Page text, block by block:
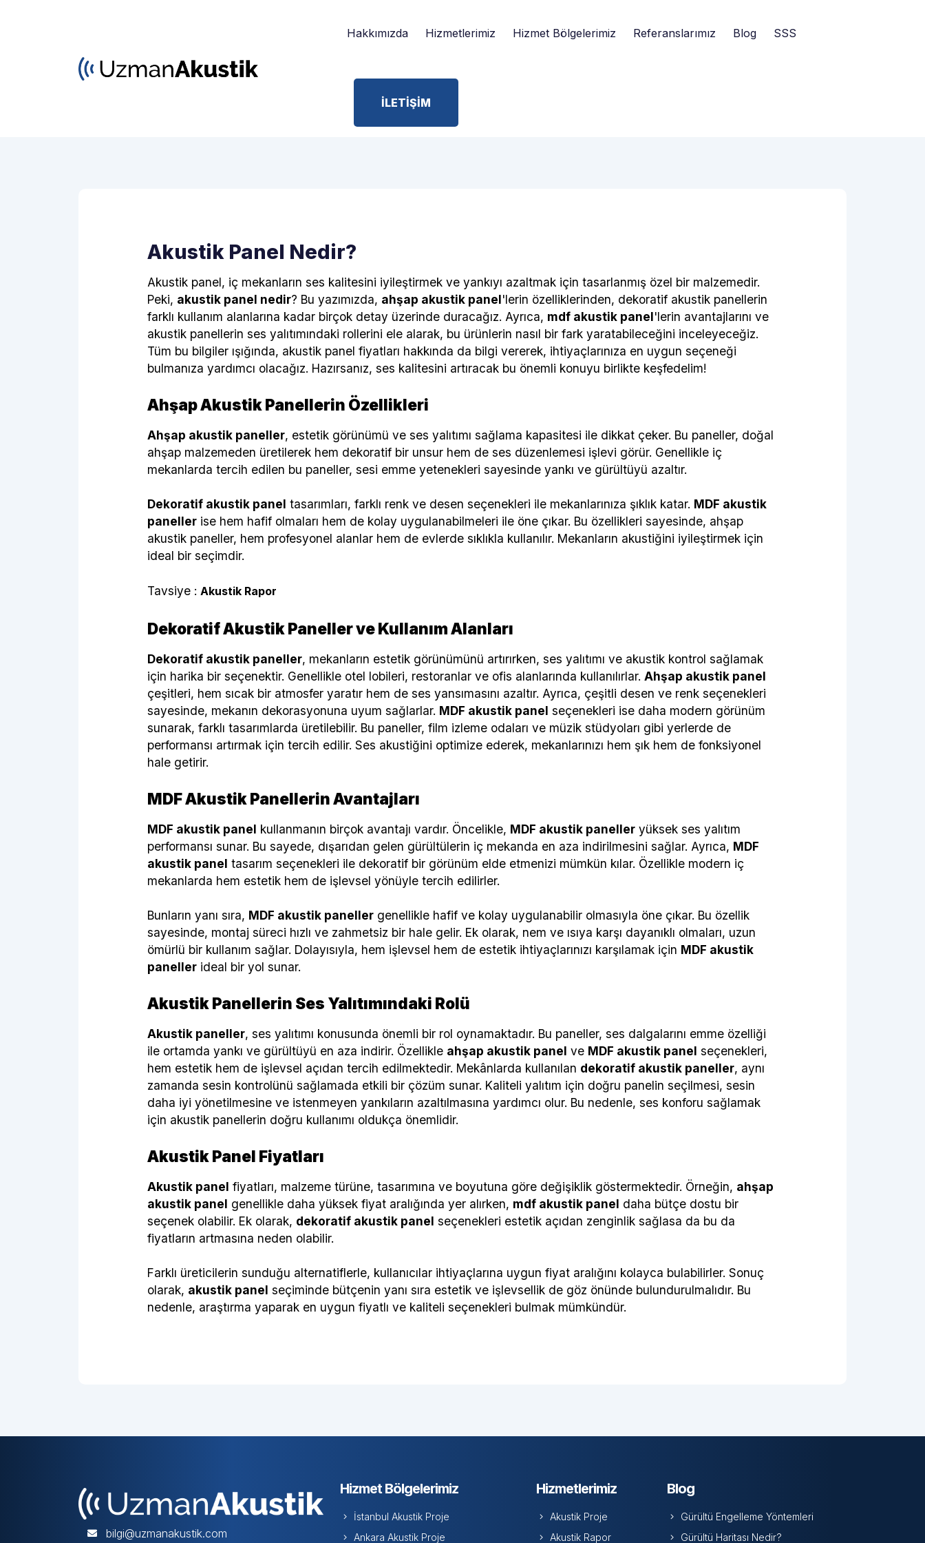
Hakkımızda Hizmetlerimiz Hizmet Bölgelerimiz Referanslarımız Blog SSS
İLETİŞİM
Akustik Panel Nedir?
Akustik panel, iç mekanların ses kalitesini iyileştirmek ve yankıyı azaltmak için tasarlanmış özel bir malzemedir.
Peki, akustik panel nedir? Bu yazımızda, ahşap akustik panel'lerin özelliklerinden, dekoratif akustik panellerin
farklı kullanım alanlarına kadar birçok detay üzerinde duracağız. Ayrıca, mdf akustik panel'lerin avantajlarını ve
akustik panellerin ses yalıtımındaki rollerini ele alarak, bu ürünlerin nasıl bir fark yaratabileceğini inceleyeceğiz.
Tüm bu bilgiler ışığında, akustik panel fiyatları hakkında da bilgi vererek, ihtiyaçlarınıza en uygun seçeneği
bulmanıza yardımcı olacağız. Hazırsanız, ses kalitesini artıracak bu önemli konuyu birlikte keşfedelim!
Ahşap Akustik Panellerin Özellikleri
Ahşap akustik paneller, estetik görünümü ve ses yalıtımı sağlama kapasitesi ile dikkat çeker. Bu paneller, doğal
ahşap malzemeden üretilerek hem dekoratif bir unsur hem de ses düzenlemesi işlevi görür. Genellikle iç
mekanlarda tercih edilen bu paneller, sesi emme yetenekleri sayesinde yankı ve gürültüyü azaltır.
Dekoratif akustik panel tasarımları, farklı renk ve desen seçenekleri ile mekanlarınıza şıklık katar. MDF akustik
paneller ise hem hafif olmaları hem de kolay uygulanabilmeleri ile öne çıkar. Bu özellikleri sayesinde, ahşap
akustik paneller, hem profesyonel alanlar hem de evlerde sıklıkla kullanılır. Mekanların akustiğini iyileştirmek için
ideal bir seçimdir.
Tavsiye : Akustik Rapor
Dekoratif Akustik Paneller ve Kullanım Alanları
Dekoratif akustik paneller, mekanların estetik görünümünü artırırken, ses yalıtımı ve akustik kontrol sağlamak
için harika bir seçenektir. Genellikle otel lobileri, restoranlar ve ofis alanlarında kullanılırlar. Ahşap akustik panel
çeşitleri, hem sıcak bir atmosfer yaratır hem de ses yansımasını azaltır. Ayrıca, çeşitli desen ve renk seçenekleri
sayesinde, mekanın dekorasyonuna uyum sağlarlar. MDF akustik panel seçenekleri ise daha modern görünüm
sunarak, farklı tasarımlarda üretilebilir. Bu paneller, film izleme odaları ve müzik stüdyoları gibi yerlerde de
performansı artırmak için tercih edilir. Ses akustiğini optimize ederek, mekanlarınızı hem şık hem de fonksiyonel
hale getirir.
MDF Akustik Panellerin Avantajları
MDF akustik panel kullanmanın birçok avantajı vardır. Öncelikle, MDF akustik paneller yüksek ses yalıtım
performansı sunar. Bu sayede, dışarıdan gelen gürültülerin iç mekanda en aza indirilmesini sağlar. Ayrıca, MDF
akustik panel tasarım seçenekleri ile dekoratif bir görünüm elde etmenizi mümkün kılar. Özellikle modern iç
mekanlarda hem estetik hem de işlevsel yönüyle tercih edilirler.
Bunların yanı sıra, MDF akustik paneller genellikle hafif ve kolay uygulanabilir olmasıyla öne çıkar. Bu özellik
sayesinde, montaj süreci hızlı ve zahmetsiz bir hale gelir. Ek olarak, nem ve ısıya karşı dayanıklı olmaları, uzun
ömürlü bir kullanım sağlar. Dolayısıyla, hem işlevsel hem de estetik ihtiyaçlarınızı karşılamak için MDF akustik
paneller ideal bir yol sunar.
Akustik Panellerin Ses Yalıtımındaki Rolü
Akustik paneller, ses yalıtımı konusunda önemli bir rol oynamaktadır. Bu paneller, ses dalgalarını emme özelliği
ile ortamda yankı ve gürültüyü en aza indirir. Özellikle ahşap akustik panel ve MDF akustik panel seçenekleri,
hem estetik hem de işlevsel açıdan tercih edilmektedir. Mekânlarda kullanılan dekoratif akustik paneller, aynı
zamanda sesin kontrolünü sağlamada etkili bir çözüm sunar. Kaliteli yalıtım için doğru panelin seçilmesi, sesin
daha iyi yönetilmesine ve istenmeyen yankıların azaltılmasına yardımcı olur. Bu nedenle, ses konforu sağlamak
için akustik panellerin doğru kullanımı oldukça önemlidir.
Akustik Panel Fiyatları
Akustik panel fiyatları, malzeme türüne, tasarımına ve boyutuna göre değişiklik göstermektedir. Örneğin, ahşap
akustik panel genellikle daha yüksek fiyat aralığında yer alırken, mdf akustik panel​ daha bütçe dostu bir
seçenek olabilir. Ek olarak, dekoratif akustik panel seçenekleri estetik açıdan zenginlik sağlasa da bu da
fiyatların artmasına neden olabilir.
Farklı üreticilerin sunduğu alternatiflerle, kullanıcılar ihtiyaçlarına uygun fiyat aralığını kolayca bulabilirler. Sonuç
olarak, akustik panel seçiminde bütçenin yanı sıra estetik ve işlevsellik de göz önünde bulundurulmalıdır. Bu
nedenle, araştırma yaparak en uygun fiyatlı ve kaliteli seçenekleri bulmak mümkündür.
bilgi@uzmanakustik.com
Hizmet Bölgelerimiz
İstanbul Akustik Proje
Ankara Akustik Proje
Hizmetlerimiz
Akustik Proje
Akustik Rapor
Blog
Gürültü Engelleme Yöntemleri
Gürültü Haritası Nedir?